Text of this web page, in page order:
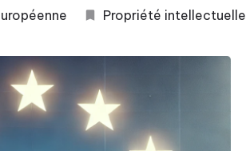
Propriété intellectuelle